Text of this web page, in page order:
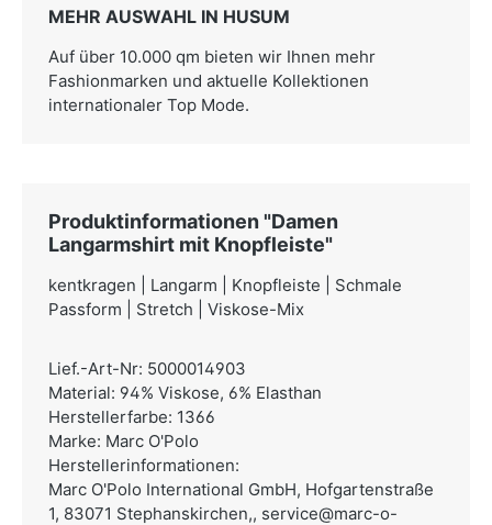
MEHR AUSWAHL IN HUSUM
Auf über 10.000 qm bieten wir Ihnen mehr
Fashionmarken und aktuelle Kollektionen
internationaler Top Mode.
Produktinformationen "Damen
Langarmshirt mit Knopfleiste"
kentkragen | Langarm | Knopfleiste | Schmale
Passform | Stretch | Viskose-Mix
Lief.-Art-Nr: 5000014903
Material: 94% Viskose, 6% Elasthan
Herstellerfarbe: 1366
Marke: Marc O'Polo
Herstellerinformationen:
Marc O'Polo International GmbH, Hofgartenstraße
1, 83071 Stephanskirchen,, service@marc-o-